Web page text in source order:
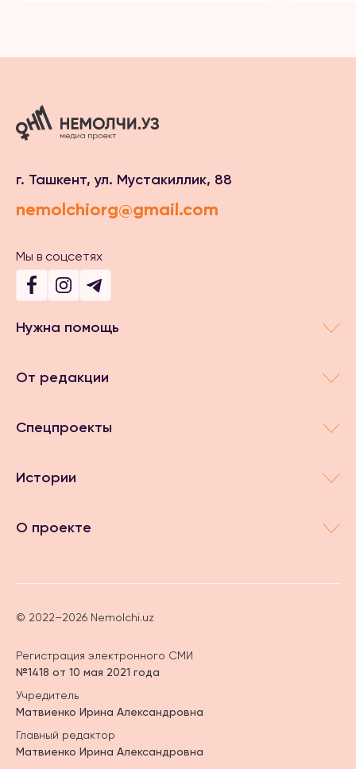
г. Ташкент, ул. Мустакиллик, 88
nemolchiorg@gmail.com
Мы в соцсетях
Нужна помощь
От редакции
Спецпроекты
Истории
О проекте
© 2022–2026 Nemolchi.uz
Регистрация электронного СМИ
№1418 от 10 мая 2021 года
Учредитель
Матвиенко Ирина Александровна
Главный редактор
Матвиенко Ирина Александровна